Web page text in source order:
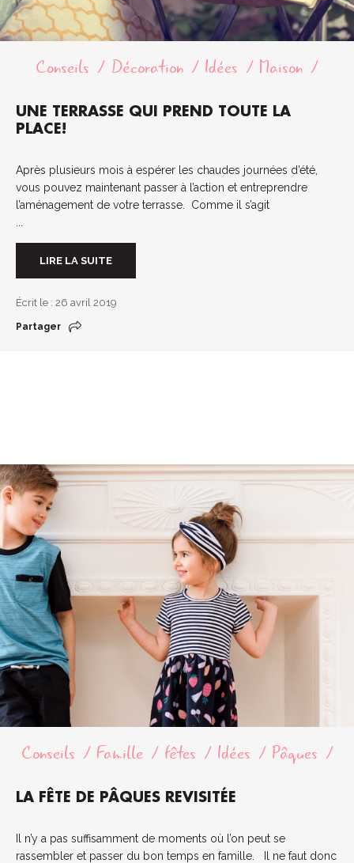
Conseils Décoration Idées Maison
UNE TERRASSE QUI PREND TOUTE LA
PLACE!
Après plusieurs mois à espérer les chaudes journées d’été,
vous pouvez maintenant passer à l’action et entreprendre
l’aménagement de votre terrasse. Comme il s’agit
LIRE LA SUITE
Écrit le : 26 avril 2019
Partager
Conseils Famille fêtes Idées Pâques
LA FÊTE DE PÂQUES REVISITÉE
Il n’y a pas suffisamment de moments où l’on peut se
rassembler et passer du bon temps en famille. Il ne faut donc